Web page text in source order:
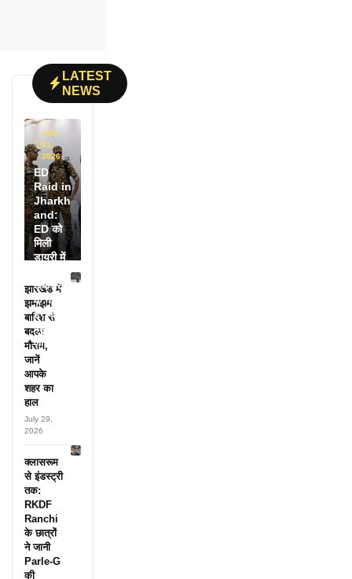
LATEST
NEWS
July
31,
2026
ED
Raid in
Jharkh
and:
ED को
मिली
डायरी में
अफसरों
के नाम,
हर महीने
पहुंचते थे
लाखों!
झारखंड में
झमाझम
बारिश से
बदला
मौसम,
जानें
आपके
शहर का
हाल
July 29,
2026
क्लासरूम
से इंडस्ट्री
तक:
RKDF
Ranchi
के छात्रों
ने जानी
Parle-G
की